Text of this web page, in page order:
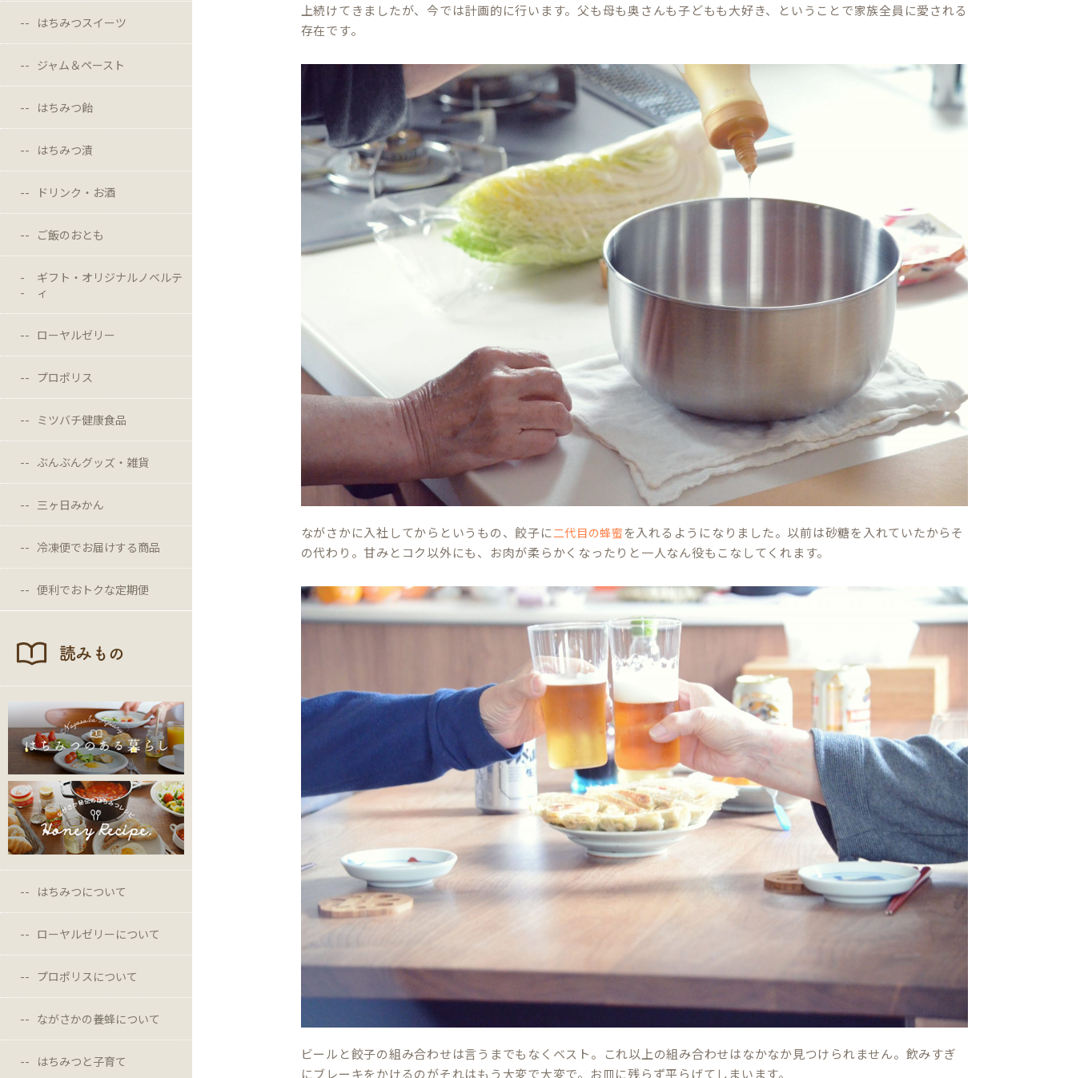
はちみつスイーツ
ジャム＆ペースト
はちみつ飴
はちみつ漬
ドリンク・お酒
ご飯のおとも
ギフト・オリジナルノベルテ
ィ
ローヤルゼリー
プロポリス
ミツバチ健康食品
ぶんぶんグッズ・雑貨
三ヶ日みかん
冷凍便でお届けする商品
便利でおトクな定期便
読みもの
はちみつについて
ローヤルゼリーについて
プロポリスについて
ながさかの養蜂について
はちみつと子育て
上続けてきましたが、今では計画的に行います。父も母も奥さんも子どもも大好き、ということで家族全員に愛される
存在です。
ながさかに入社してからというもの、餃子に二代目の蜂蜜を入れるようになりました。以前は砂糖を入れていたからそ
の代わり。甘みとコク以外にも、お肉が柔らかくなったりと一人なん役もこなしてくれます。
ビールと餃子の組み合わせは言うまでもなくベスト。これ以上の組み合わせはなかなか見つけられません。飲みすぎ
にブレーキをかけるのがそれはもう大変で大変で。お皿に残らず平らげてしまいます。